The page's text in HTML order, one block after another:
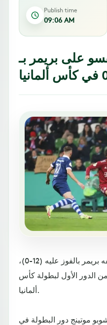
Publish time
09:06 AM
على بريمر بـ
أمطر بايرن ميونخ شباك مضيفه بريمر بالفوز عليه (12-0)،
من الدور الأول لبطولة كأس
ألمانيا.
موتينج دور البطولة في